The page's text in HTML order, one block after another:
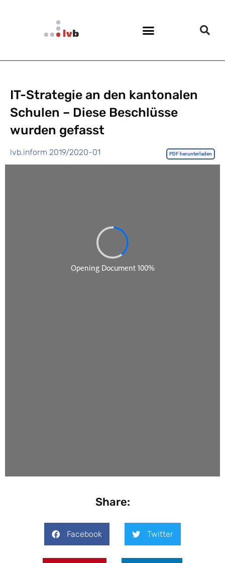
IT-Strategie an den kantonalen
Schulen – Diese Beschlüsse
wurden gefasst
lvb.inform 2019/2020-01 PDF herunterladen
Share:
Facebook Twitter